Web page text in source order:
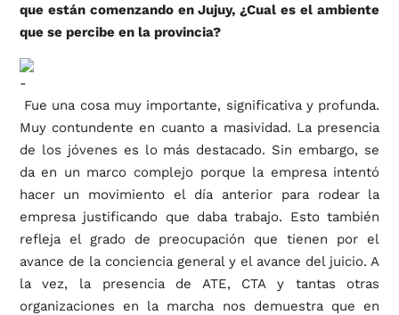
que están comenzando en Jujuy, ¿Cual es el ambiente
que se percibe en la provincia?
Fue una cosa muy importante, significativa y profunda.
Muy contundente en cuanto a masividad. La presencia
de los jóvenes es lo más destacado. Sin embargo, se
da en un marco complejo porque la empresa intentó
hacer un movimiento el día anterior para rodear la
empresa justificando que daba trabajo. Esto también
refleja el grado de preocupación que tienen por el
avance de la conciencia general y el avance del juicio. A
la vez, la presencia de ATE, CTA y tantas otras
organizaciones en la marcha nos demuestra que en